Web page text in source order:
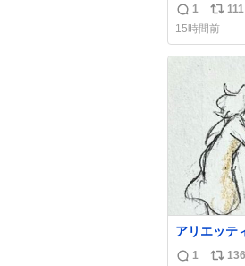
た。それで
くらい、ヴ
に欠かせないもの
在私たちが
の大部分は
返
信
数
1
リ
ポ
ス
ト
数
111
15時間前
アリエッテ
れることが
1 136